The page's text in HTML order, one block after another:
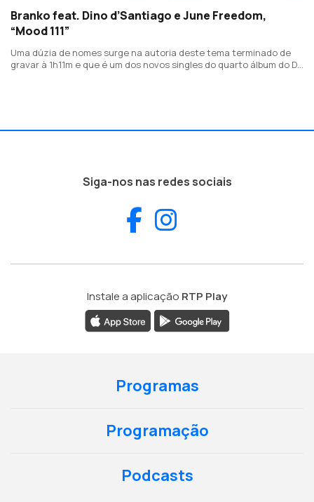
Branko feat. Dino d’Santiago e June Freedom,
“Mood 111”
Uma dúzia de nomes surge na autoria deste tema terminado de
gravar à 1h11m e que é um dos novos singles do quarto álbum do Dj
Siga-nos nas redes sociais
Facebook
Instale a aplicação RTP Play
Programas
Programação
Podcasts